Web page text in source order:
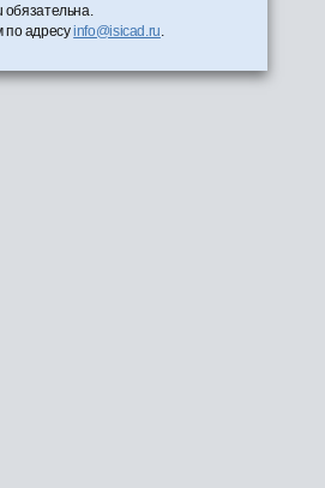
обязательна.
по адресуinfo@isicad.ru.